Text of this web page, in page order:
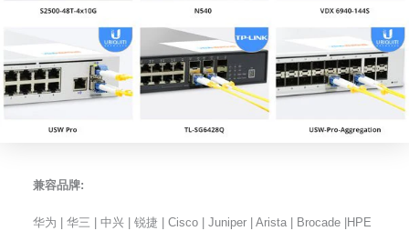
兼容品牌:
华为 | 华三 | 中兴 | 锐捷 | Cisco | Juniper | Arista | Brocade |HPE